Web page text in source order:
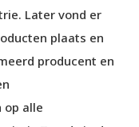
Later vond er
plaats en
producent en
op alle